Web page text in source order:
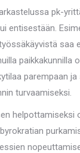
pk-
entisestään.
saa
paikkakunnilla
parempaan
turvaamiseksi.
helpottamiseksi